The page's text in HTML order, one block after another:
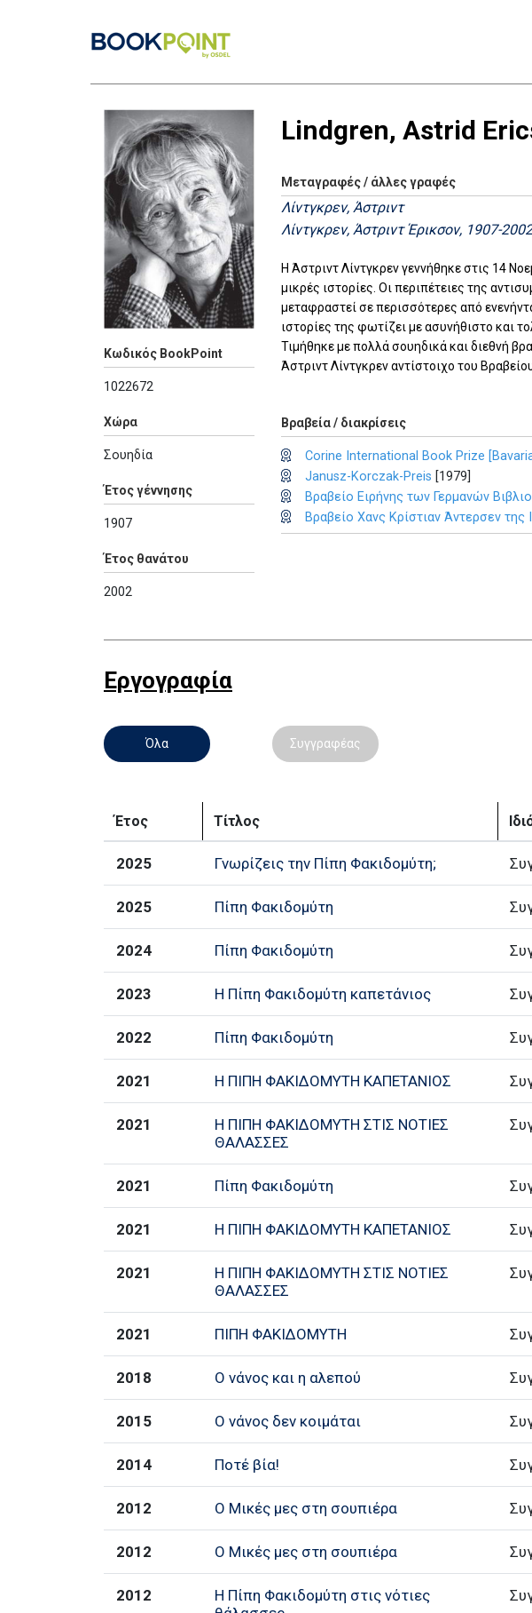
Κωδικός BookPoint
1022672
Χώρα
Σουηδία
Έτος γέννησης
1907
Έτος θανάτου
2002
Lindgren, Astrid
Μεταγραφές / άλλες γραφές
Λίντγκρεν, Άστριντ
Λίντγκρεν, Άστριντ Έρικσον, 1907-2002
Η Άστριντ Λίντγκρεν γεννήθηκε στις 14
μικρές ιστορίες. Οι περιπέτειες της
μεταφραστεί σε περισσότερες από
ιστορίες της φωτίζει με ασυνήθιστο και
Τιμήθηκε με πολλά σουηδικά και διεθνή
Άστριντ Λίντγκρεν αντίστοιχο του
Βραβεία / διακρίσεις
Corine International Book Prize
Janusz-Korczak-Preis [1979]
Βραβείο Ειρήνης των Γερμανών
Βραβείο Χανς Κρίστιαν Άντερσεν της
Εργογραφία
Όλα Συγγραφέας
Έτος Τίτλος
2025 Γνωρίζεις την Πίπη Φακιδομύτη;
2025 Πίπη Φακιδομύτη
2024 Πίπη Φακιδομύτη
2023 Η Πίπη Φακιδομύτη καπετάνιος
2022 Πίπη Φακιδομύτη
2021 Η ΠΙΠΗ ΦΑΚΙΔΟΜΥΤΗ ΚΑΠΕΤΑΝΙΟΣ
2021
Η ΠΙΠΗ ΦΑΚΙΔΟΜΥΤΗ ΣΤΙΣ ΝΟΤΙΕΣ
ΘΑΛΑΣΣΕΣ
2021 Πίπη Φακιδομύτη
2021 Η ΠΙΠΗ ΦΑΚΙΔΟΜΥΤΗ ΚΑΠΕΤΑΝΙΟΣ
2021
Η ΠΙΠΗ ΦΑΚΙΔΟΜΥΤΗ ΣΤΙΣ ΝΟΤΙΕΣ
ΘΑΛΑΣΣΕΣ
2021 ΠΙΠΗ ΦΑΚΙΔΟΜΥΤΗ
2018 Ο νάνος και η αλεπού
2015 Ο νάνος δεν κοιμάται
2014 Ποτέ βία!
2012 Ο Μικές μες στη σουπιέρα
2012 Ο Μικές μες στη σουπιέρα
2012
Η Πίπη Φακιδομύτη στις νότιες